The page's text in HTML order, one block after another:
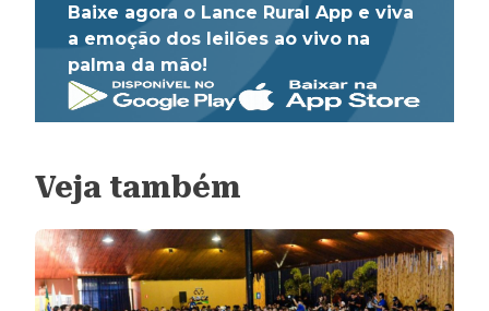
Baixe agora o Lance Rural App e viva
a emoção dos leilões ao vivo na
palma da mão!
Veja também